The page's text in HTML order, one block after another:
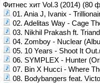
Фитнес хит Vol.3 (2014) (80
01. Ania J, Ivanix -
02. Adelitas Way - Cage
03. Nikhil Prakash ft.
04. Zomboy - Nuclear
05. 10 Years - Shoot It
06. SYMPLEX - Hunter
07. Bin X Hucci - Where
08. Bodybangers feat.